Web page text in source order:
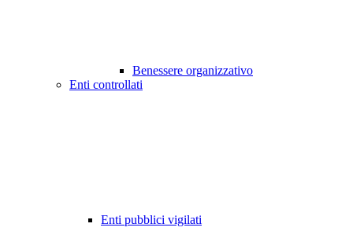
Benessere organizzativo
Enti controllati
Enti pubblici vigilati